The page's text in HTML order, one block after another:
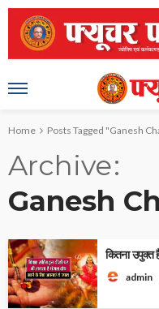
Home Posts Tagged "Ganesh
Archive
Ganesh
कितना उपुक्त
admin